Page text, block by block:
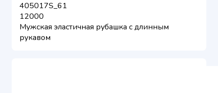
405017S_61
12000
Мужская эластичная рубашка с длинным
рукавом